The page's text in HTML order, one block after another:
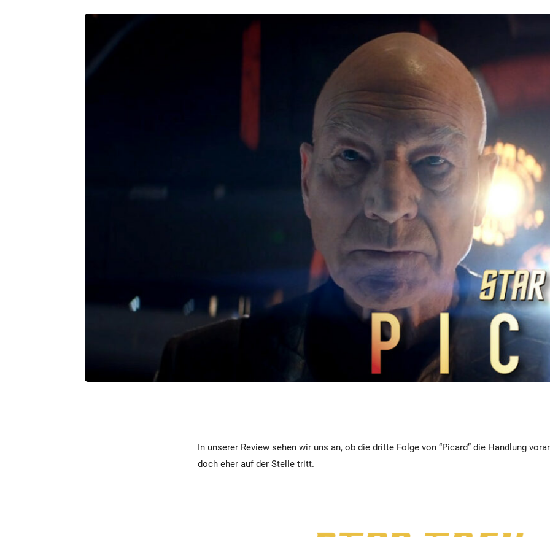
In unserer Review sehen wir uns an, ob die dritte Folge von “Picard” die Handlung
doch eher auf der Stelle tritt.